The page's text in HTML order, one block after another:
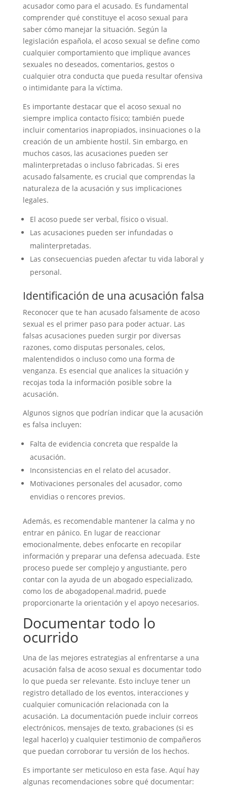
acusador como para el acusado. Es fundamental
comprender qué constituye el acoso sexual para
saber cómo manejar la situación. Según la
legislación española, el acoso sexual se define como
cualquier comportamiento que implique avances
sexuales no deseados, comentarios, gestos o
cualquier otra conducta que pueda resultar ofensiva
o intimidante para la víctima.
Es importante destacar que el acoso sexual no
siempre implica contacto físico; también puede
incluir comentarios inapropiados, insinuaciones o la
creación de un ambiente hostil. Sin embargo, en
muchos casos, las acusaciones pueden ser
malinterpretadas o incluso fabricadas. Si eres
acusado falsamente, es crucial que comprendas la
naturaleza de la acusación y sus implicaciones
legales.
El acoso puede ser verbal, físico o visual.
Las acusaciones pueden ser infundadas o
malinterpretadas.
Las consecuencias pueden afectar tu vida laboral y
personal.
Identificación de una acusación falsa
Reconocer que te han acusado falsamente de acoso
sexual es el primer paso para poder actuar. Las
falsas acusaciones pueden surgir por diversas
razones, como disputas personales, celos,
malentendidos o incluso como una forma de
venganza. Es esencial que analices la situación y
recojas toda la información posible sobre la
acusación.
Algunos signos que podrían indicar que la acusación
es falsa incluyen:
Falta de evidencia concreta que respalde la
acusación.
Inconsistencias en el relato del acusador.
Motivaciones personales del acusador, como
envidias o rencores previos.
Además, es recomendable mantener la calma y no
entrar en pánico. En lugar de reaccionar
emocionalmente, debes enfocarte en recopilar
información y preparar una defensa adecuada. Este
proceso puede ser complejo y angustiante, pero
contar con la ayuda de un abogado especializado,
como los de abogadopenal.madrid, puede
proporcionarte la orientación y el apoyo necesarios.
Documentar todo lo
ocurrido
Una de las mejores estrategias al enfrentarse a una
acusación falsa de acoso sexual es documentar todo
lo que pueda ser relevante. Esto incluye tener un
registro detallado de los eventos, interacciones y
cualquier comunicación relacionada con la
acusación. La documentación puede incluir correos
electrónicos, mensajes de texto, grabaciones (si es
legal hacerlo) y cualquier testimonio de compañeros
que puedan corroborar tu versión de los hechos.
Es importante ser meticuloso en esta fase. Aquí hay
algunas recomendaciones sobre qué documentar: